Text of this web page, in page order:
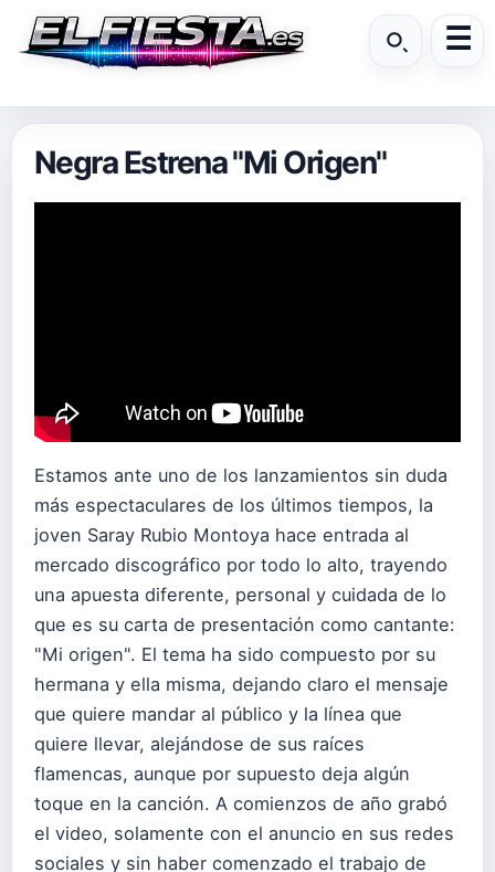
Negra Estrena "Mi Origen"
Estamos ante uno de los lanzamientos sin duda
más espectaculares de los últimos tiempos, la
joven Saray Rubio Montoya hace entrada al
mercado discográfico por todo lo alto, trayendo
una apuesta diferente, personal y cuidada de lo
que es su carta de presentación como cantante:
"Mi origen". El tema ha sido compuesto por su
hermana y ella misma, dejando claro el mensaje
que quiere mandar al público y la línea que
quiere llevar, alejándose de sus raíces
flamencas, aunque por supuesto deja algún
toque en la canción. A comienzos de año grabó
el video, solamente con el anuncio en sus redes
sociales y sin haber comenzado el trabajo de